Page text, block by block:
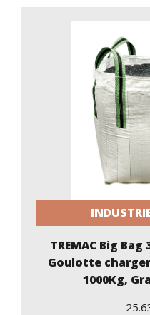
TREMAC Big
Goulotte
1000Kg,